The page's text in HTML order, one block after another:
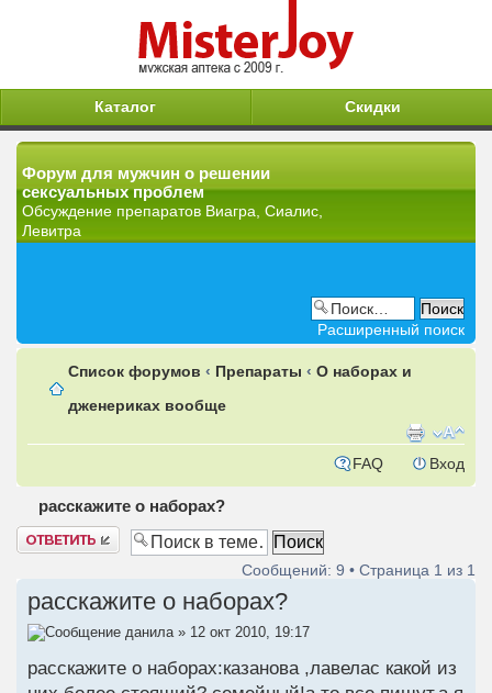
Каталог Скидки
Форум для мужчин о решении
сексуальных проблем
Обсуждение препаратов Виагра, Сиалис,
Левитра
Расширенный поиск
Список форумов ‹ Препараты ‹ О наборах и
дженериках вообще
FAQ Вход
расскажите о наборах?
Ответить
Сообщений: 9 • Страница 1 из 1
расскажите о наборах?
данила» 12 окт 2010, 19:17
расскажите о наборах:казанова ,лавелас какой из